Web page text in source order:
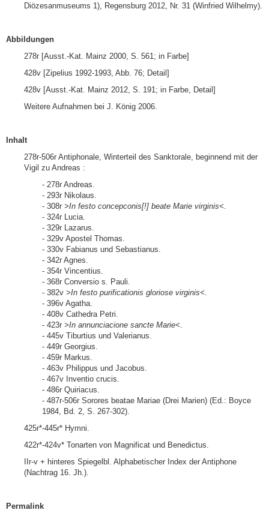
Diözesanmuseums 1), Regensburg 2012, Nr. 31 (Winfried Wilhelmy).
Abbildungen
278r [Ausst.-Kat. Mainz 2000, S. 561; in Farbe]
428v [Zipelius 1992-1993, Abb. 76; Detail]
428v [Ausst.-Kat. Mainz 2012, S. 191; in Farbe, Detail]
Weitere Aufnahmen bei J. König 2006.
Inhalt
278r-506r Antiphonale, Winterteil des Sanktorale, beginnend mit der
Vigil zu Andreas :
- 278r Andreas.
- 293r Nikolaus.
- 308r >In festo concepconis[!] beate Marie virginis<
- 324r Lucia.
- 329r Lazarus.
- 329v Apostel Thomas.
- 330v Fabianus und Sebastianus.
- 342r Agnes.
- 354r Vincentius.
- 368r Conversio s. Pauli.
- 382v >In festo purificationis gloriose virginis<
- 396v Agatha.
- 408v Cathedra Petri.
- 423r >In annunciacione sancte Marie<
- 445v Tiburtius und Valerianus.
- 449r Georgius.
- 459r Markus.
- 463v Philippus und Jacobus.
- 467v Inventio crucis.
- 486r Quiriacus.
- 487r-506r Sorores beatae Mariae (Drei Marien) (Ed.: Boyce
1984, Bd. 2, S. 267-302).
425r*-445r* Hymni.
422r*-424v* Tonarten von Magnificat und Benedictus.
IIr-v + hinteres Spiegelbl. Alphabetischer Index der Antiphone
(Nachtrag 16. Jh.).
Permalink